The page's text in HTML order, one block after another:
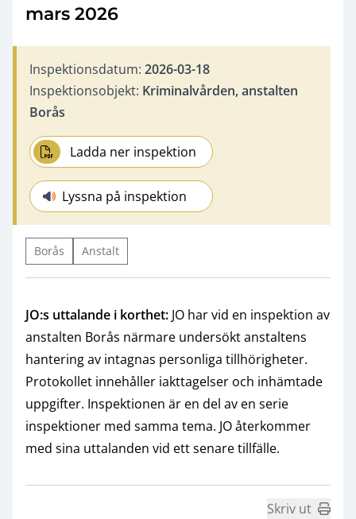
mars 2026
Inspektionsdatum: 2026-03-18
Inspektionsobjekt: Kriminalvården, anstalten
Borås
Ladda ner inspektion
Lyssna på inspektion
Borås Anstalt
JO:s uttalande i korthet: JO har vid en inspektion av
anstalten Borås närmare undersökt anstaltens
hantering av intagnas personliga tillhörigheter.
Protokollet innehåller iakttagelser och inhämtade
uppgifter. Inspektionen är en del av en serie
inspektioner med samma tema. JO återkommer
med sina uttalanden vid ett senare tillfälle.
Skriv ut